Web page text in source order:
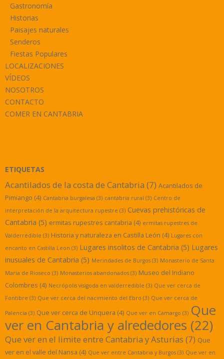
Gastronomía
Historias
Paisajes naturales
Senderos
Fiestas Populares
LOCALIZACIONES
VÍDEOS
NOSOTROS
CONTACTO
COMER EN CANTABRIA
ETIQUETAS
Acantilados de la costa de Cantabria (7) Acantilados de
Pimiango (4) Cantabria burgalesa (3) cantabria rural (3) Centro de
interpretación de la arquitectura rupestre (3) Cuevas prehistóricas de
Cantabria (5) ermitas rupestres cantabria (4) ermitas rupestres de
Valderredible (3) Historia y naturaleza en Castilla León (4) Lugares con
encanto en Castilla Leon (3) Lugares insolitos de Cantabria (5) Lugares
inusuales de Cantabria (5) Merindades de Burgos (3) Monasterio de Santa
Maria de Rioseco (3) Monasterios abandonados (3) Museo del Indiano
Colombres (4) Necrópolis visigoda en valderredible (3) Que ver cerca de
Fontibre (3) Que ver cerca del nacimiento del Ebro (3) Que ver cerca de
Palencia (3) Que ver cerca de Unquera (4) Que ver en Camargo (3) Que
ver en Cantabria y alrededores (22)
Que ver en el limite entre Cantabria y Asturias (7) Que
ver en el valle del Nansa (4) Que ver entre Cantabria y Burgos (3) Que ver en